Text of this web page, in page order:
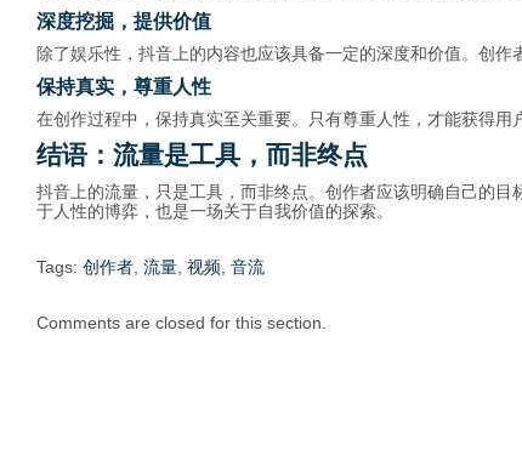
深度挖掘，提供价值
除了娱乐性，抖音上的内容也应该具备一定的深度和价值。创作
保持真实，尊重人性
在创作过程中，保持真实至关重要。只有尊重人性，才能获得用
结语：流量是工具，而非终点
抖音上的流量，只是工具，而非终点。创作者应该明确自己的
于人性的博弈，也是一场关于自我价值的探索。
Tags: 创作者 流量 视频 音流
Comments are closed for this section.